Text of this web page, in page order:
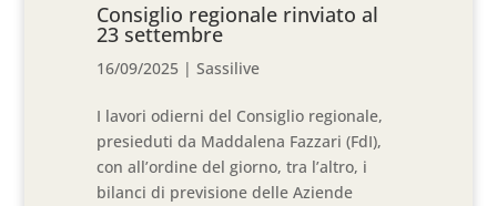
Consiglio regionale rinviato al
23 settembre
16/09/2025 |Sassilive
I lavori odierni del Consiglio regionale,
presieduti da Maddalena Fazzari (FdI),
con all’ordine del giorno, tra l’altro, i
bilanci di previsione delle Aziende